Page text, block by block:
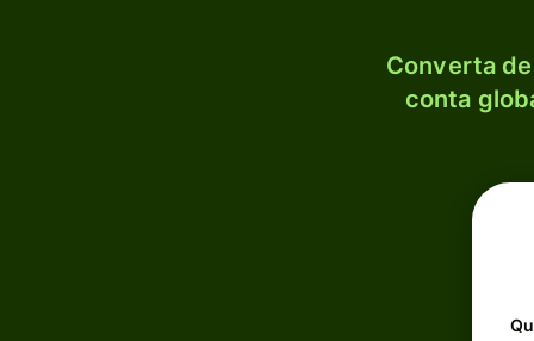
Converta de
conta